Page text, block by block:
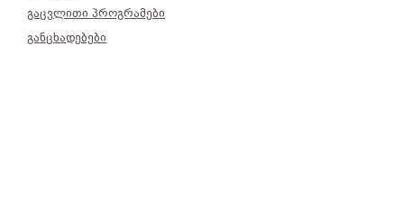
გაცვლითი პროგრამები
განცხადებები